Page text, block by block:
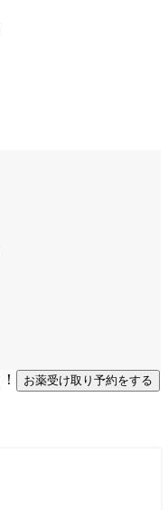
お薬受け取り予約をする